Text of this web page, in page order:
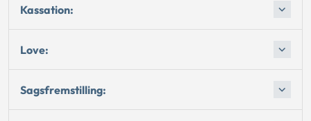
Kassation:
Love:
Sagsfremstilling: